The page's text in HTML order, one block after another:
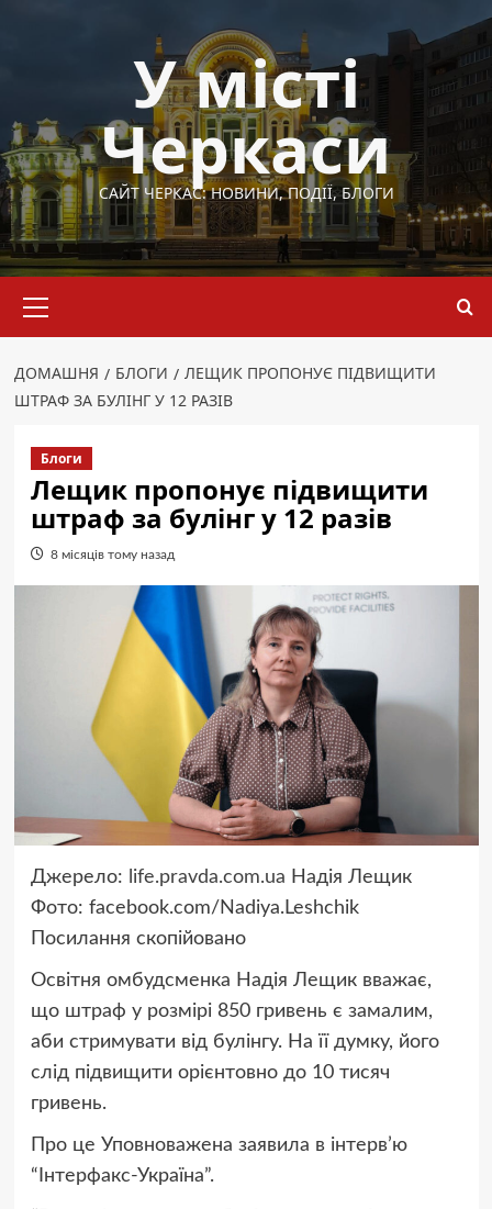
У місті
Черкаси
САЙТ ЧЕРКАС: НОВИНИ, ПОДІЇ, БЛОГИ
меню
ДОМАШНЯ БЛОГИ
ЛЕЩИК ПРОПОНУЄ ПІДВИЩИТИ
ШТРАФ ЗА БУЛІНГ У 12 РАЗІВ
Блоги
Лещик пропонує підвищити
штраф за булінг у 12 разів
8 місяців тому назад
Джерело: life.pravda.com.ua Надія Лещик
Фото: facebook.com/Nadiya.Leshchik
Посилання скопійовано
Освітня омбудсменка Надія Лещик вважає,
що штраф у розмірі 850 гривень є замалим,
аби стримувати від булінгу. На її думку, його
слід підвищити орієнтовно до 10 тисяч
гривень.
Про це Уповноважена заявила в інтерв’ю
“Інтерфакс-Україна”.